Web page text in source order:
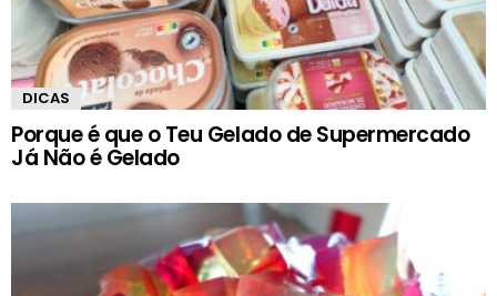
DICAS
Porque é que o Teu Gelado de Supermercado
Já Não é Gelado